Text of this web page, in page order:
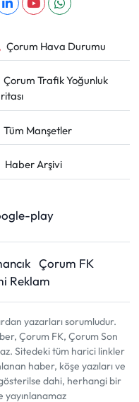
Çorum Hava Durumu
Çorum Trafik Yoğunluk
Tüm Manşetler
Haber Arşivi
Çorum FK
Reklam
yazarları sorumludur.
Çorum FK, Çorum Son
Sitedeki tüm harici linkler
haber, köşe yazıları ve
dahi, herhangi bir
yayınlanamaz